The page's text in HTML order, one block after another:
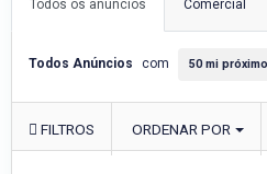
Todos os anúncios Comercial
Todos Anúncios com 50 mi
FILTROS ORDENAR POR